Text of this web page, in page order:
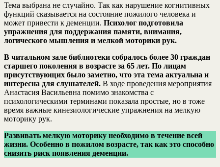
Тема выбрана не случайно. Так как нарушение когнитивных
функций сказывается на состояние пожилого человека и
может привести к деменции. Психолог подготовила
упражнения для поддержания памяти, внимания,
логического мышления и мелкой моторики рук.
В читальном зале библиотеки собралось более 30 граждан
старшего поколения в возрасте за 65 лет. По лицам
присутствующих было заметно, что эта тема актуальна и
интересна для слушателей. В ходе проведения мероприятия
Анастасия Васильевна помимо знакомства с
психологическими терминами показала простые, но в тоже
время важные кинезиологические упражнения на мелкую
моторику рук.
Развивать мелкую моторику необходимо в течение всей
жизни. Особенно в пожилом возрасте, так как это способно
снизить риск появления деменции.